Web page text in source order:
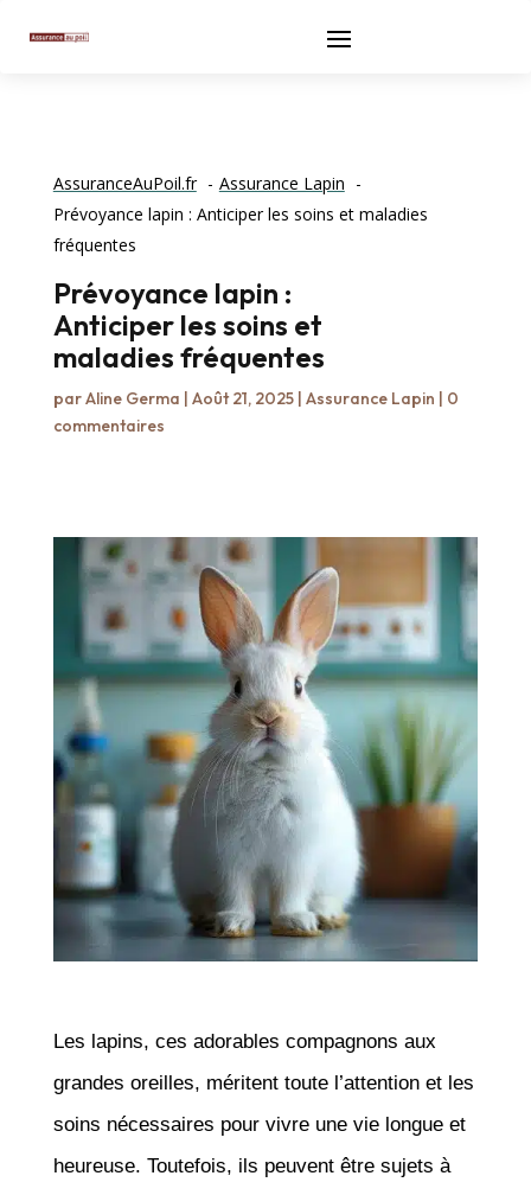
AssuranceAuPoil.fr
Assurance Lapin
Prévoyance lapin : Anticiper les soins et maladies
fréquentes
Prévoyance lapin :
Anticiper les soins et
maladies fréquentes
parAline Germa | Août 21, 2025| Assurance Lapin | 0
commentaires
Les lapins, ces adorables compagnons aux
grandes oreilles, méritent toute l’attention et les
soins nécessaires pour vivre une vie longue et
heureuse. Toutefois, ils peuvent être sujets à